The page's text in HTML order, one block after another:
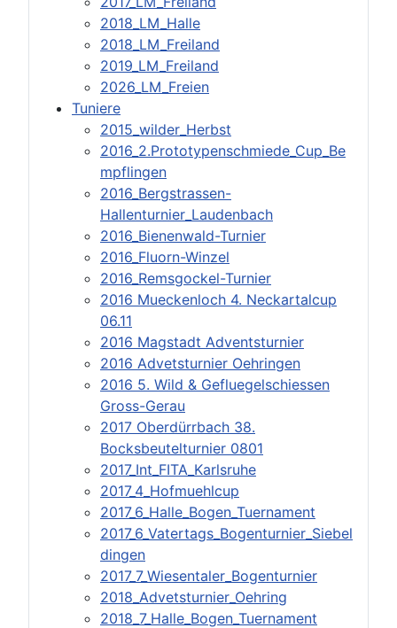
2018_LM_Halle
2018_LM_Freiland
2019_LM_Freiland
2026_LM_Freien
Tuniere
2015_wilder_Herbst
2016_2.Prototypenschmiede_Cup_Be
mpflingen
2016_Bergstrassen-
Hallenturnier_Laudenbach
2016_Bienenwald-Turnier
2016_Fluorn-Winzel
2016_Remsgockel-Turnier
2016 Mueckenloch 4. Neckartalcup
06.11
2016 Magstadt Adventsturnier
2016 Advetsturnier Oehringen
2016 5. Wild & Gefluegelschiessen
Gross-Gerau
2017 Oberdürrbach 38.
Bocksbeutelturnier 0801
2017_Int_FITA_Karlsruhe
2017_4_Hofmuehlcup
2017_6_Halle_Bogen_Tuernament
2017_6_Vatertags_Bogenturnier_Siebel
dingen
2017_7_Wiesentaler_Bogenturnier
2018_Advetsturnier_Oehring
2018_7_Halle_Bogen_Tuernament